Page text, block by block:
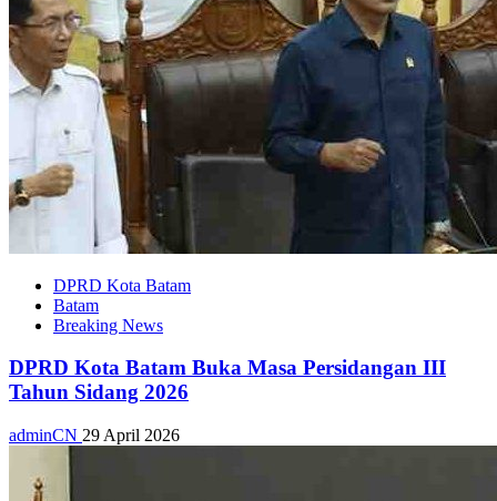
DPRD Kota Batam
Batam
Breaking News
DPRD Kota Batam Buka Masa Persidangan III
Tahun Sidang 2026
adminCN 29 April 2026